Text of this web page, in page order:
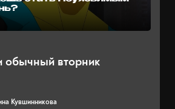
обычный вторник
Кувшинникова